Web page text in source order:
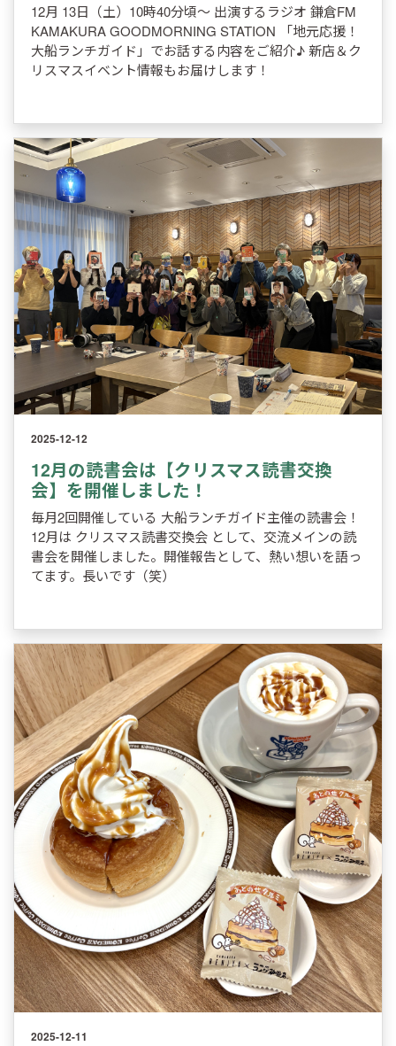
12月 13日（土）10時40分頃～ 出演するラジオ 鎌倉FM
KAMAKURA GOODMORNING STATION 「地元応援！
大船ランチガイド」でお話する内容をご紹介♪ 新店＆ク
リスマスイベント情報もお届けします！
2025-12-12
12月の読書会は【クリスマス読書交換
会】を開催しました！
毎月2回開催している 大船ランチガイド主催の読書会！
12月は クリスマス読書交換会 として、交流メインの読
書会を開催しました。開催報告として、熱い想いを語っ
てます。長いです（笑）
2025-12-11